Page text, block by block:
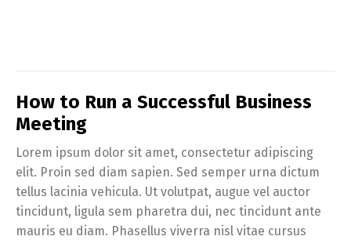
How to Run a Successful Business
Meeting
Lorem ipsum dolor sit amet, consectetur adipiscing
elit. Proin sed diam sapien. Sed semper urna dictum
tellus lacinia vehicula. Ut volutpat, augue vel auctor
tincidunt, ligula sem pharetra dui, nec tincidunt ante
mauris eu diam. Phasellus viverra nisl vitae cursus